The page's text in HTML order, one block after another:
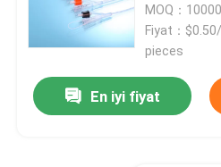
MOQ：
Fiyat：
pieces
En iyi fiyat